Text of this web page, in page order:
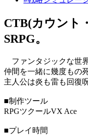
CTB(カウント
SRPG。
ファンタジックな世
仲間を一緒に幾度もの
主人公は炎も雷も回復
■制作ツール
RPGツクールVX Ace
■プレイ時間